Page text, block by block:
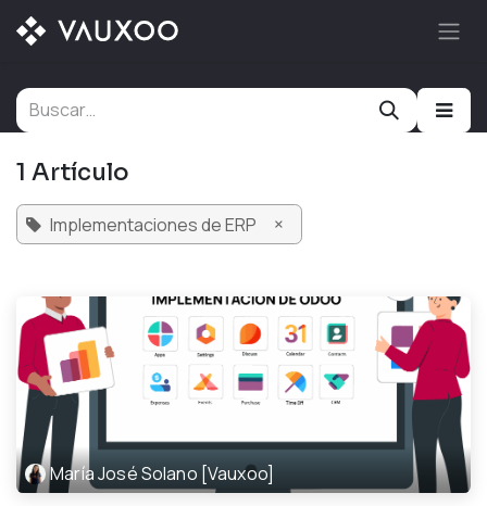
Ir al contenido
1 Artículo
Implementaciones de ERP ×
María José Solano [Vauxoo]